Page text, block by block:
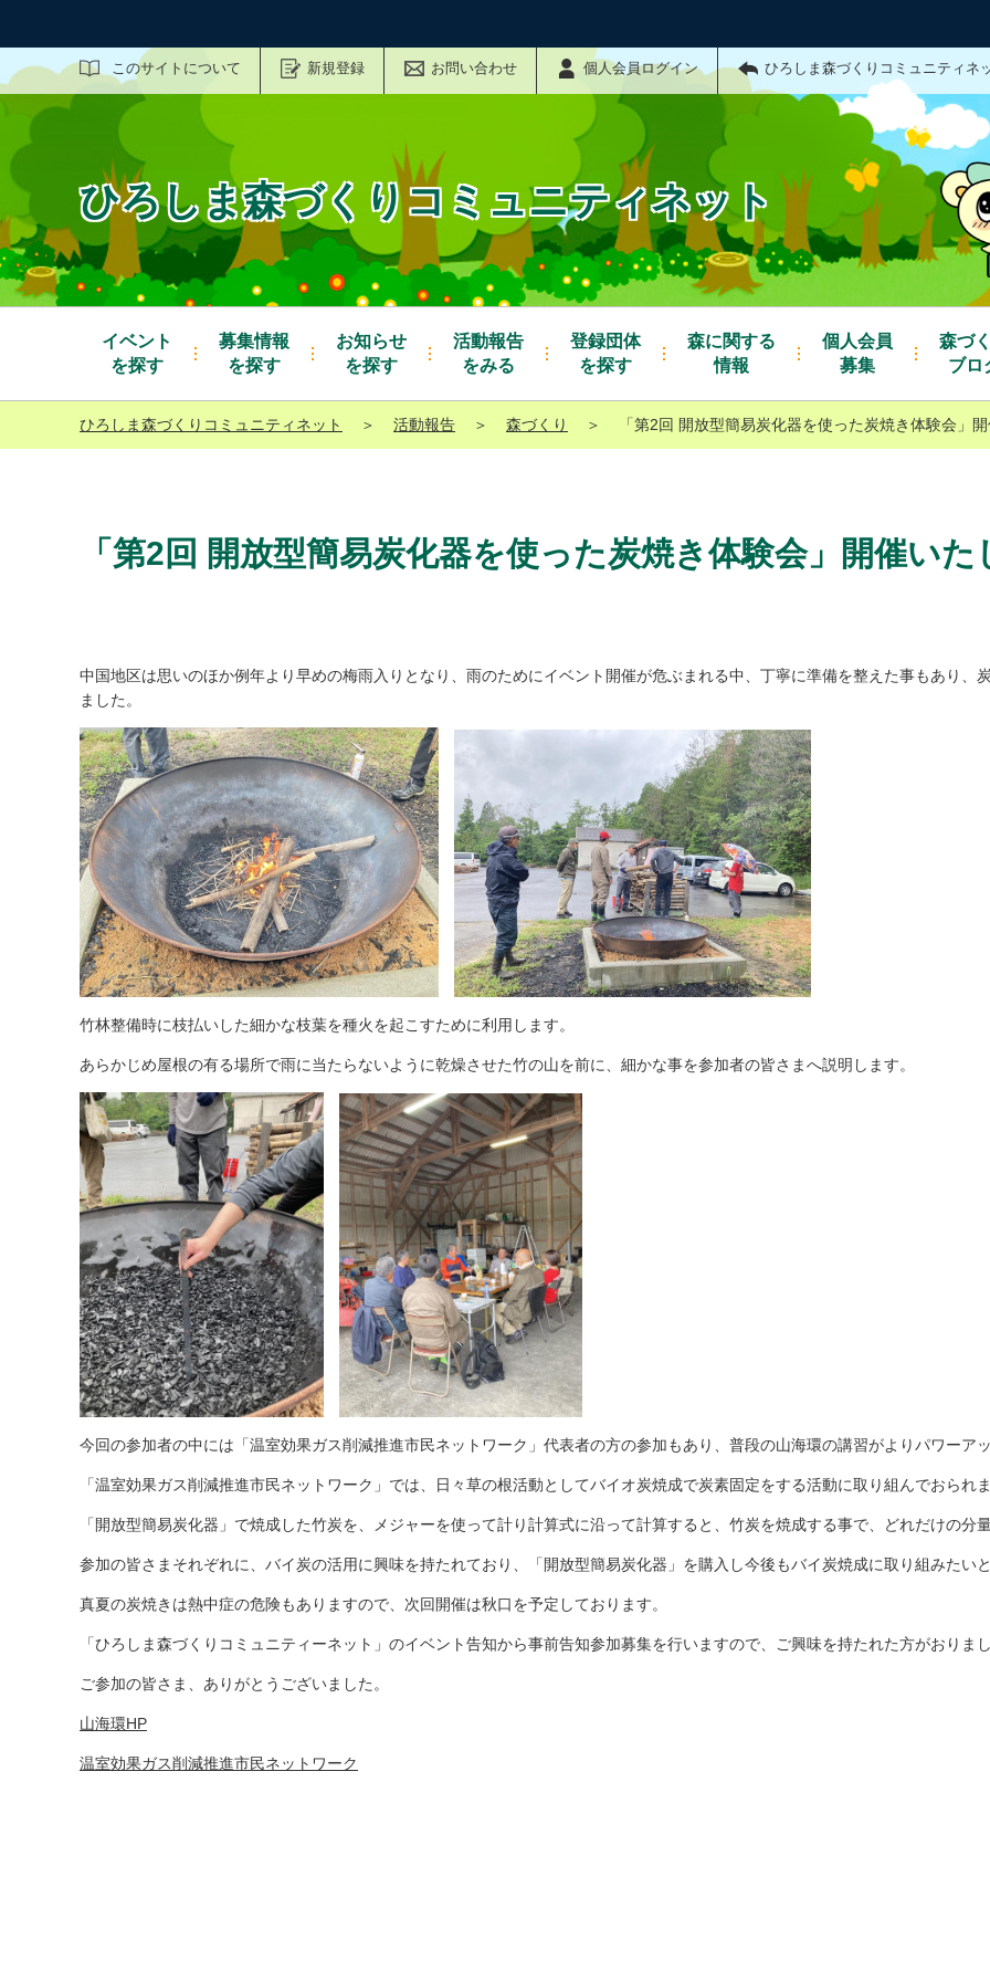
このサイトについて 新規登録 お問い合わせ 個人会員ログイン ひろしま森づくりコミュニティネ
サイト内検索
ひろしま森づくりコミュニティネット
イベント
を探す
募集情報
を探す
お知らせ
を探す
活動報告
をみる
登録団体
を探す
森に関する
情報
個人会員
募集
森づ
ブロ
ひろしま森づくりコミュニティネット ＞ 活動報告 ＞ 森づくり ＞ 「第2回 開放型簡易炭化器を使った炭焼き体験会」
「第2回 開放型簡易炭化器を使った炭焼き体験会」開催いた
中国地区は思いのほか例年より早めの梅雨入りとなり、雨のためにイベント開催が危ぶまれる中、丁寧に準備を整えた事もあり、
ました。
竹林整備時に枝払いした細かな枝葉を種火を起こすために利用します。
あらかじめ屋根の有る場所で雨に当たらないように乾燥させた竹の山を前に、細かな事を参加者の皆さまへ説明します。
今回の参加者の中には「温室効果ガス削減推進市民ネットワーク」代表者の方の参加もあり、普段の山海環の講習がよりパワーア
「温室効果ガス削減推進市民ネットワーク」では、日々草の根活動としてバイオ炭焼成で炭素固定をする活動に取り組んでおられま
「開放型簡易炭化器」で焼成した竹炭を、メジャーを使って計り計算式に沿って計算すると、竹炭を焼成する事で、どれだけの分
参加の皆さまそれぞれに、バイ炭の活用に興味を持たれており、「開放型簡易炭化器」を購入し今後もバイ炭焼成に取り組みたいと
真夏の炭焼きは熱中症の危険もありますので、次回開催は秋口を予定しております。
「ひろしま森づくりコミュニティーネット」のイベント告知から事前告知参加募集を行いますので、ご興味を持たれた方がおりま
ご参加の皆さま、ありがとうございました。
山海環HP
温室効果ガス削減推進市民ネットワーク